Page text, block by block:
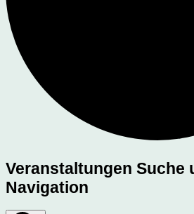
Veranstaltungen
Veranstaltungen Suche
Navigation